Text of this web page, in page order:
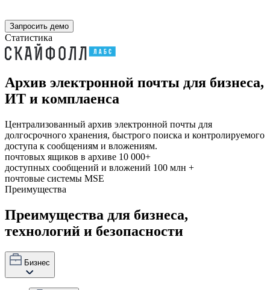
Запросить демо
Статистика
Архив электронной почты для бизнеса,
ИТ и комплаенса
Централизованный архив электронной почты для
долгосрочного хранения, быстрого поиска и контролируемого
доступа к сообщениям и вложениям.
почтовых ящиков в архиве 10 000+
доступных сообщений и вложений 100 млн +
почтовые системы MSE
Преимущества
Преимущества для бизнеса,
технологий и безопасности
Бизнес